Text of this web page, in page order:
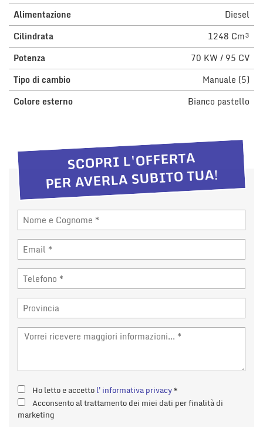
Alimentazione
Diesel
Cilindrata
1248 Cm³
Potenza
70 KW / 95 CV
Tipo di cambio
Manuale (5)
Colore esterno
Bianco pastello
SCOPRI L'OFFERTA
PER AVERLA SUBITO TUA!
Ho letto e accettol'informativa privacy*
Acconsento al trattamento dei miei dati per finalità di
marketing
questi
strumenti
di
tracciamento
si
rimanda
alla
cookie
policy.
modificare
le
tue
scelte
in
qualsiasi
momento.
Cookie necessari
Cookie analitici